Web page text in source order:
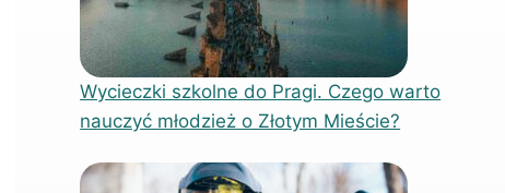
Wycieczki szkolne do Pragi. Czego warto
nauczyć młodzież o Złotym Mieście?